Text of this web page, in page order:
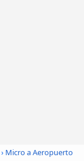
› Micro a Aeropuerto